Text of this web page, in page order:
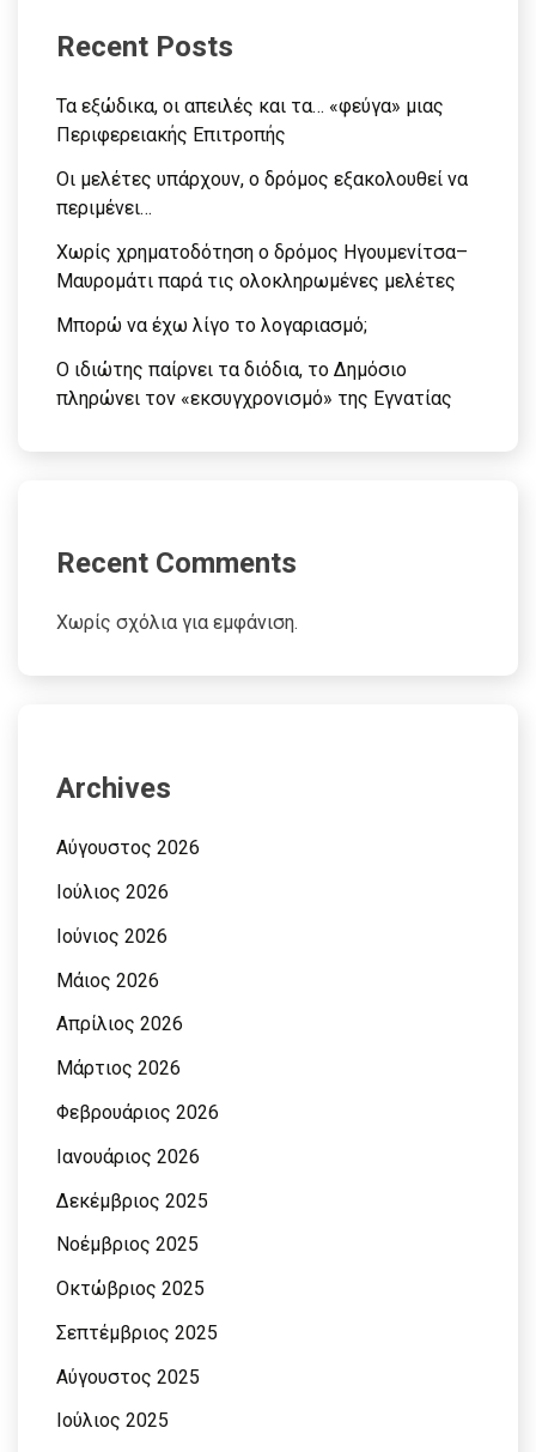
Recent Posts
Τα εξώδικα, οι απειλές και τα… «φεύγα» μιας
Περιφερειακής Επιτροπής
Οι μελέτες υπάρχουν, ο δρόμος εξακολουθεί να
περιμένει…
Χωρίς χρηματοδότηση ο δρόμος Ηγουμενίτσα–
Μαυρομάτι παρά τις ολοκληρωμένες μελέτες
Μπορώ να έχω λίγο το λογαριασμό;
Ο ιδιώτης παίρνει τα διόδια, το Δημόσιο
πληρώνει τον «εκσυγχρονισμό» της Εγνατίας
Recent Comments
Χωρίς σχόλια για εμφάνιση.
Archives
Αύγουστος 2026
Ιούλιος 2026
Ιούνιος 2026
Μάιος 2026
Απρίλιος 2026
Μάρτιος 2026
Φεβρουάριος 2026
Ιανουάριος 2026
Δεκέμβριος 2025
Νοέμβριος 2025
Οκτώβριος 2025
Σεπτέμβριος 2025
Αύγουστος 2025
Ιούλιος 2025